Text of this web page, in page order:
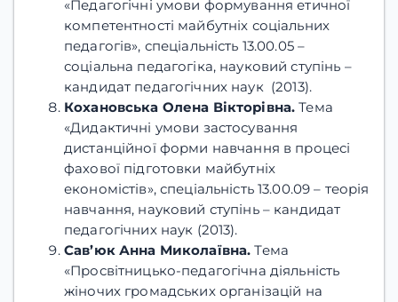
«Педагогічні умови формування етичної
компетентності майбутніх соціальних
педагогів», спеціальність 13.00.05 –
соціальна педагогіка, науковий ступінь –
кандидат педагогічних наук (2013).
Кохановська Олена Вікторівна.Тема
«Дидактичні умови застосування
дистанційної форми навчання в процесі
фахової підготовки майбутніх
економістів», спеціальність 13.00.09 – теорія
навчання, науковий ступінь – кандидат
педагогічних наук (2013).
Сав’юк Анна Миколаївна.Тема
«Просвітницько-педагогічна діяльність
жіночих громадських організацій на